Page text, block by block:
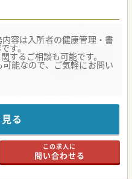
容は入所者の健康管理・書
す。
するご相談も可能です。
能なので、ご気軽にお問い
み勤務等、先生のご希望が
無縁の環境で、これまでの
務いただけます。
の健康管理や書類作成が中
る
この求人に
問い合わせる